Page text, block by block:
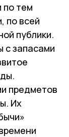
по тем
по всей
публики.
с запасами
предметов
Их